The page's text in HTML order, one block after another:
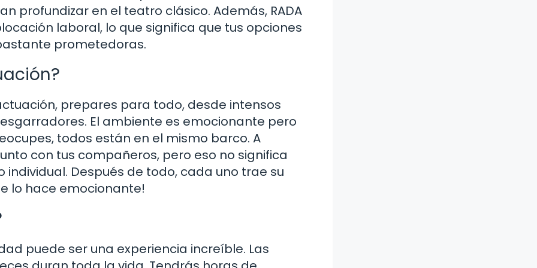
profundizar en el teatro clásico. Además, RADA
laboral, lo que significa que tus opciones
prometedoras.
prepares para todo, desde intensos
El ambiente es emocionante pero
todos están en el mismo barco. A
con tus compañeros, pero eso no significa
Después de todo, cada uno trae su
lo hace emocionante!
puede ser una experiencia increíble. Las